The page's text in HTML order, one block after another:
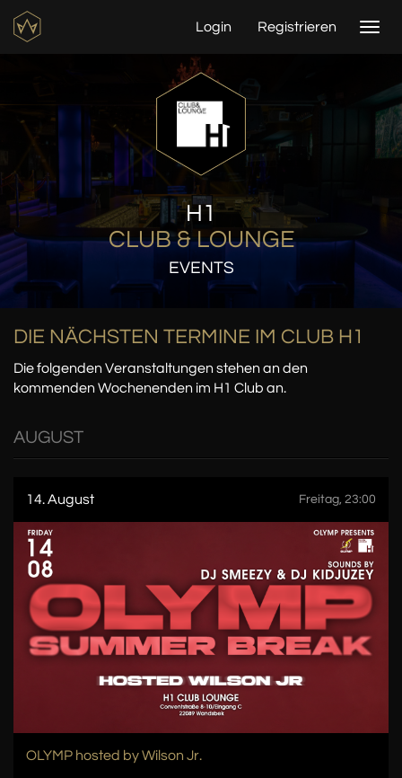
Login Registrieren
H1
CLUB & LOUNGE
EVENTS
DIE NÄCHSTEN TERMINE IM CLUB H1
Die folgenden Veranstaltungen stehen an den
kommenden Wochenenden im H1 Club an.
AUGUST
14. August Freitag, 23:00
OLYMP hosted by Wilson Jr.